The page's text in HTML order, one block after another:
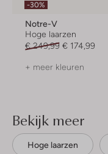
-30%
Notre-V
Hoge laarzen
€ 249,99 € 174,99
+ meer kleuren
Bekijk meer
Hoge laarzen